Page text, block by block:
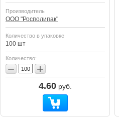
Производитель
ООО "Росполипак"
Количество в упаковке
100 шт
Количество:
− +
4.60 руб.